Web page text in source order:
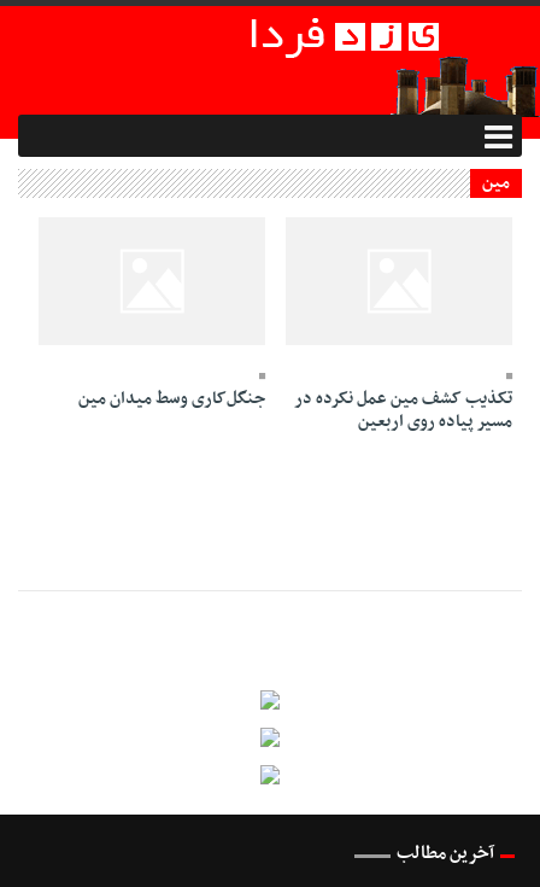
مین
تکذیب کشف مین عمل نکرده در
مسیر پیاده روی اربعین
جنگل‌کاری وسط میدان مین
آخرین مطالب